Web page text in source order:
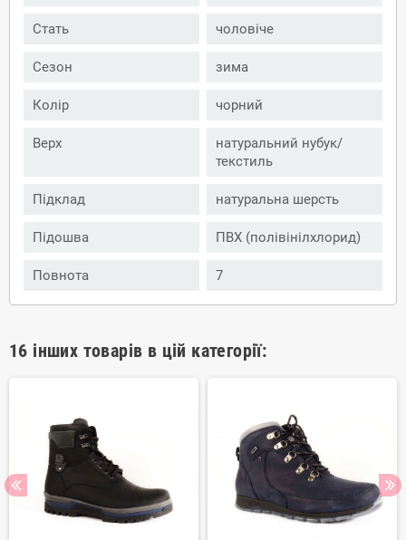
Стать чоловіче
Сезон зима
Колір чорний
Верх
натуральний нубук/
текстиль
Підклад натуральна шерсть
Підошва ПВХ (полівінілхлорид)
Повнота 7
16 інших товарів в цій категорії: